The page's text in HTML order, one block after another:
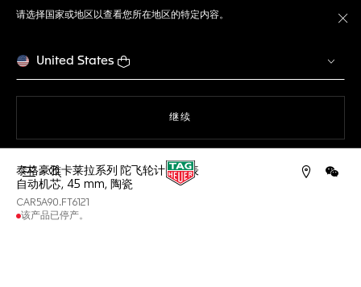
请选择国家或地区以查看您所在地区的特定内容。
United States
继续
打开搜索 微信
泰格豪雅卡莱拉系列 陀飞轮计时码表
自动机芯, 45 mm, 陶瓷
CAR5A90.FT6121
该产品已停产。